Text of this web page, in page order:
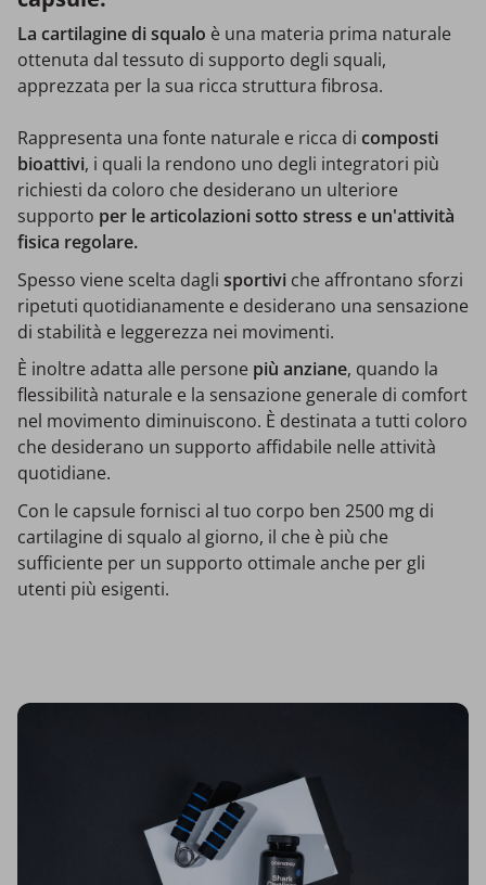
La cartilagine di squalo è una materia prima naturale
ottenuta dal tessuto di supporto degli squali,
apprezzata per la sua ricca struttura fibrosa.
Rappresenta una fonte naturale e ricca di composti
bioattivi, i quali la rendono uno degli integratori più
richiesti da coloro che desiderano un ulteriore
supporto per le articolazioni sotto stress e un'attività
fisica regolare.
Spesso viene scelta dagli sportivi che affrontano sforzi
ripetuti quotidianamente e desiderano una sensazione
di stabilità e leggerezza nei movimenti.
È inoltre adatta alle persone più anziane, quando la
flessibilità naturale e la sensazione generale di comfort
nel movimento diminuiscono. È destinata a tutti coloro
che desiderano un supporto affidabile nelle attività
quotidiane.
Con le capsule fornisci al tuo corpo ben 2500 mg di
cartilagine di squalo al giorno, il che è più che
sufficiente per un supporto ottimale anche per gli
utenti più esigenti.